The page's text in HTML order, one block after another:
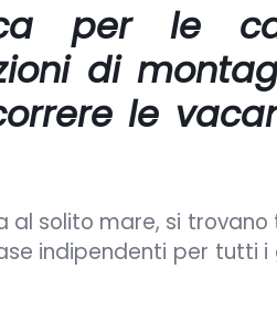
per le
di
le
al solito mare, si
indipendenti per tutti i